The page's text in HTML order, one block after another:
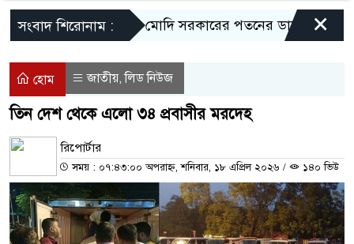
সংবাদ শিরোনাম : মোদি সরকারের পতনের ডাক রাহুল×
হোম জাতীয়,লিড নিউজ
তিন দেশ থেকে এলো ৩৪ প্রবাসীর মরদেহ
রিপোর্টার
সময় : ০৭:৪৩:০০ অপরাহ্ন, শনিবার, ১৮ এপ্রিল ২০২৬ / ১৪০ ভিউ